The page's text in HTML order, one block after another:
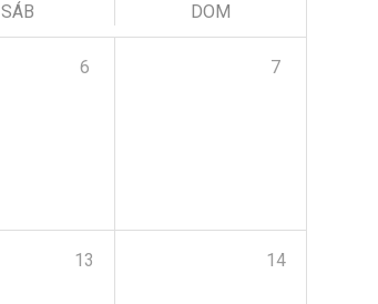
SÁB DOM
6 7
13 14